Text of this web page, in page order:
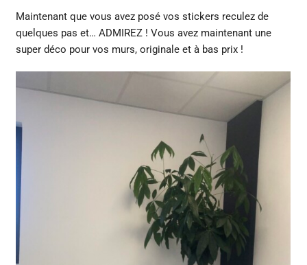
Maintenant que vous avez posé vos stickers reculez de
quelques pas et… ADMIREZ ! Vous avez maintenant une
super déco pour vos murs, originale et à bas prix !